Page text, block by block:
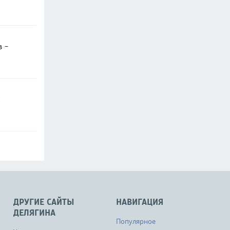
-
НАВИГАЦИЯ
Популярное
ДРУГИЕ САЙТЫ
ДЕЛЯГИНА